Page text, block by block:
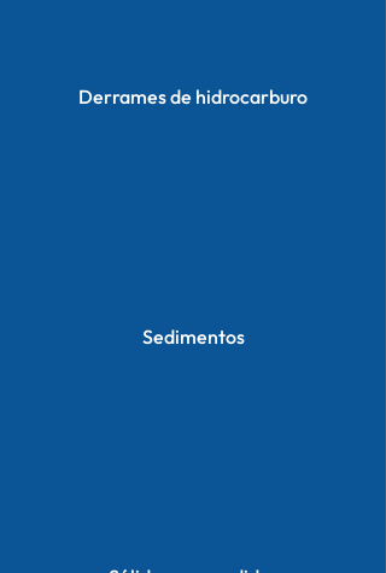
Derrames de hidrocarburo
Sedimentos